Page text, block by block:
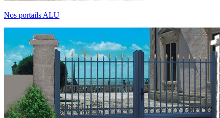
Nos portails ALU